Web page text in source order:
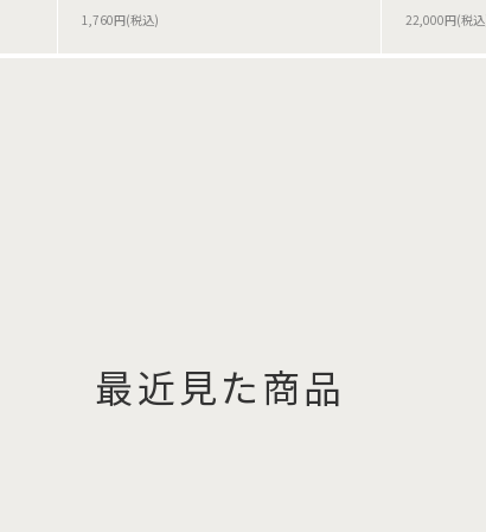
1,760円(税込) 22,000円(税
最近見た商品